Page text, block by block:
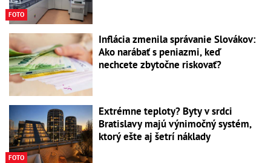
FOTO
Inflácia zmenila správanie Slovákov:
Ako narábať s peniazmi, keď
nechcete zbytočne riskovať?
FOTO
Extrémne teploty? Byty v srdci
Bratislavy majú výnimočný systém,
ktorý ešte aj šetrí náklady